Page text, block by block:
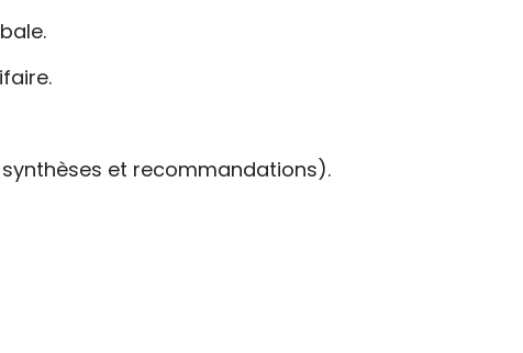
et recommandations).